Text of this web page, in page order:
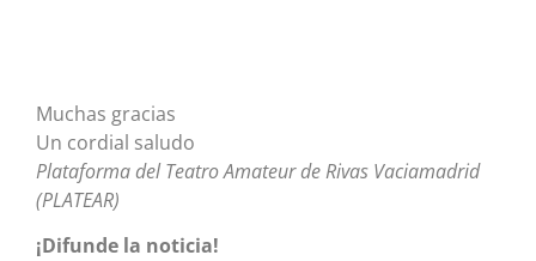
Muchas gracias
Un cordial saludo
Plataforma del Teatro Amateur de Rivas Vaciamadrid
(PLATEAR)
¡Difunde la noticia!